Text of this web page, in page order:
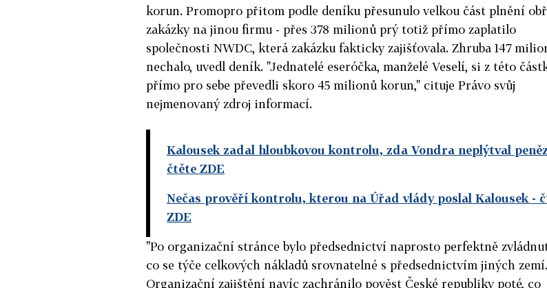
korun. Promopro přitom podle deníku přesunulo velkou část plnění
zakázky na jinou firmu - přes 378 milionů prý totiž přímo zaplatilo
společnosti NWDC, která zakázku fakticky zajišťovala. Zhruba 147
nechalo, uvedl deník. "Jednatelé eseróčka, manželé Veselí, si z této
přímo pro sebe převedli skoro 45 milionů korun," cituje Právo svůj
nejmenovaný zdroj informací.
Kalousek zadal hloubkovou kontrolu, zda Vondra neplýtval
čtěte ZDE
Nečas prověří kontrolu, kterou na Úřad vlády poslal Kalousek -
ZDE
"Po organizační stránce bylo předsednictví naprosto perfektně
co se týče celkových nákladů srovnatelné s předsednictvím jiných zemí.
Organizační zajištění navíc zachránilo pověst České republiky poté, co